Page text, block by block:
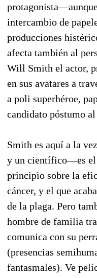
intercambio de
producciones
afecta también al
Will Smith el actor,
en sus avatares a
a poli superhéroe,
candidato póstumo
Smith es aquí a la
y un científico—es el
principio sobre la
cáncer, y el que
de la plaga. Pero
hombre de familia
comunica con su
(presencias
fantasmales). Ve